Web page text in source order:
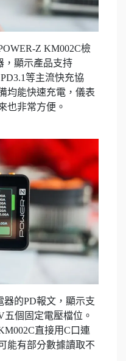
Z KM002C檢
，顯示產品支持
等主流快充協
均能快速充電，儀表
也非常方便。
的PD報文，顯示支
個固定電壓檔位。
直接用C口連
能有部分數據讀取不